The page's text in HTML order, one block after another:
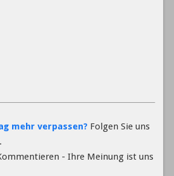
mehr verpassen?Folgen Sie uns
- Ihre Meinung ist uns